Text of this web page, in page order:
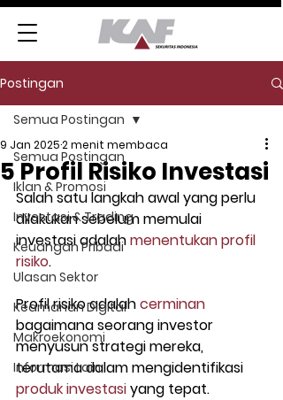
Postingan
Semua Postingan
Iklan & Promosi
Investasi & Trading
Keuangan Pribadi
Ulasan Sektor
Keamanan Digital
Makroekonomi
Informasi Lain
Semua Postingan
5 Profil Risiko Investasi
9 Jan 20252 menit membaca
Salah satu langkah awal yang perlu
dilakukan sebelum memulai
investasi adalah menentukan profil
risiko.
Profil risiko adalah cerminan
bagaimana seorang investor
menyusun strategi mereka,
terutama dalam mengidentifikasi
produk investasi yang tepat.